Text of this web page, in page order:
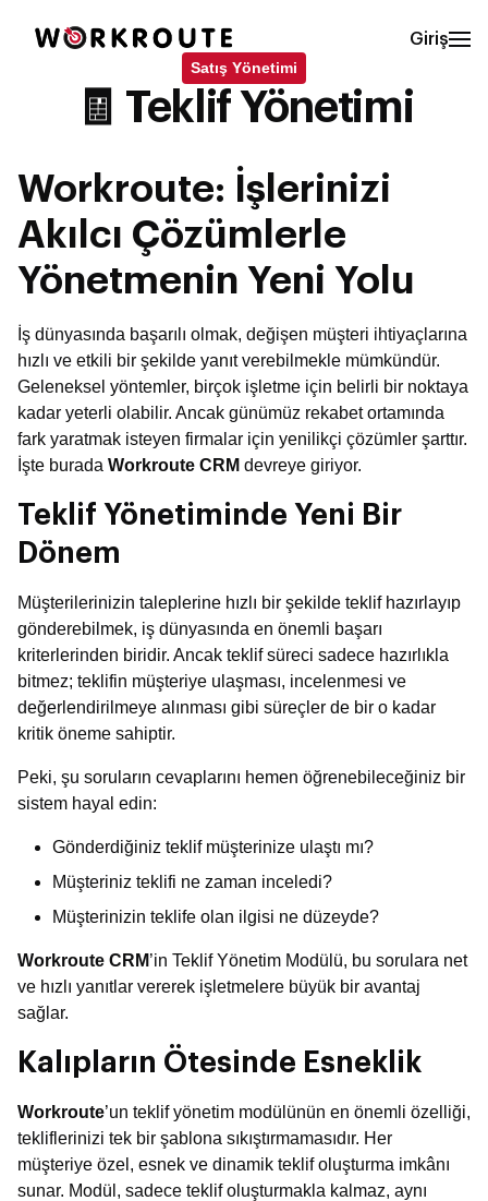
Giriş
Satış Yönetimi
🧾 Teklif Yönetimi
Workroute: İşlerinizi
Akılcı Çözümlerle
Yönetmenin Yeni Yolu
İş dünyasında başarılı olmak, değişen müşteri ihtiyaçlarına
hızlı ve etkili bir şekilde yanıt verebilmekle mümkündür.
Geleneksel yöntemler, birçok işletme için belirli bir noktaya
kadar yeterli olabilir. Ancak günümüz rekabet ortamında
fark yaratmak isteyen firmalar için yenilikçi çözümler şarttır.
İşte burada Workroute CRM devreye giriyor.
Teklif Yönetiminde Yeni Bir
Dönem
Müşterilerinizin taleplerine hızlı bir şekilde teklif hazırlayıp
gönderebilmek, iş dünyasında en önemli başarı
kriterlerinden biridir. Ancak teklif süreci sadece hazırlıkla
bitmez; teklifin müşteriye ulaşması, incelenmesi ve
değerlendirilmeye alınması gibi süreçler de bir o kadar
kritik öneme sahiptir.
Peki, şu soruların cevaplarını hemen öğrenebileceğiniz bir
sistem hayal edin:
Gönderdiğiniz teklif müşterinize ulaştı mı?
Müşteriniz teklifi ne zaman inceledi?
Müşterinizin teklife olan ilgisi ne düzeyde?
Workroute CRM’in Teklif Yönetim Modülü, bu sorulara net
ve hızlı yanıtlar vererek işletmelere büyük bir avantaj
sağlar.
Kalıpların Ötesinde Esneklik
Workroute’un teklif yönetim modülünün en önemli özelliği,
tekliflerinizi tek bir şablona sıkıştırmamasıdır. Her
müşteriye özel, esnek ve dinamik teklif oluşturma imkânı
sunar. Modül, sadece teklif oluşturmakla kalmaz, aynı